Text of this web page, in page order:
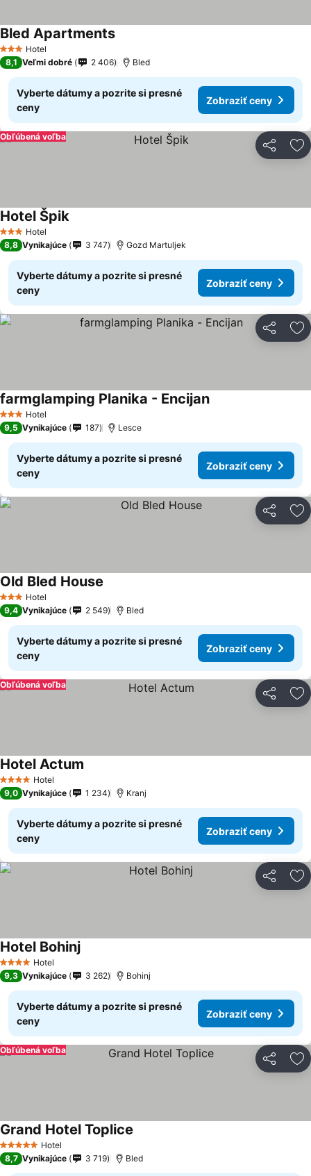
3 Počet hviezdičiek
Hotel
Bled Apartments
8,1 Veľmi dobré 2 406 Bled
Vyberte dátumy a pozrite si presné
ceny
Zobraziť ceny
Zdieľať
Obľúbená voľba
3 Počet hviezdičiek
Hotel
Hotel Špik
8,8 Vynikajúce 3 747 Gozd Martuljek
Vyberte dátumy a pozrite si presné
ceny
Zobraziť ceny
Zdieľať
3 Počet hviezdičiek
Hotel
farmglamping Planika - Encijan
9,5 Vynikajúce 187 Lesce
Vyberte dátumy a pozrite si presné
ceny
Zobraziť ceny
Zdieľať
3 Počet hviezdičiek
Hotel
Old Bled House
9,4 Vynikajúce 2 549 Bled
Vyberte dátumy a pozrite si presné
ceny
Zobraziť ceny
Zdieľať
Obľúbená voľba
4 Počet hviezdičiek
Hotel
Hotel Actum
9,0 Vynikajúce 1 234 Kranj
Vyberte dátumy a pozrite si presné
ceny
Zobraziť ceny
Zdieľať
4 Počet hviezdičiek
Hotel
Hotel Bohinj
9,3 Vynikajúce 3 262 Bohinj
Vyberte dátumy a pozrite si presné
ceny
Zobraziť ceny
Zdieľať
Obľúbená voľba
5 Počet hviezdičiek
Hotel
Grand Hotel Toplice
8,7 Vynikajúce 3 719 Bled